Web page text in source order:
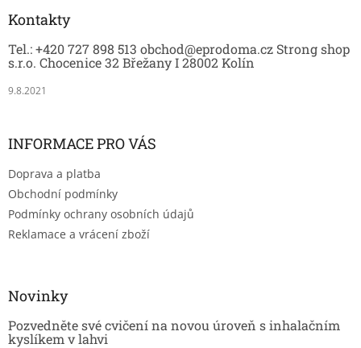
Kontakty
Tel.: +420 727 898 513 obchod@eprodoma.cz Strong shop
s.r.o. Chocenice 32 Břežany I 28002 Kolín
9.8.2021
INFORMACE PRO VÁS
Doprava a platba
Obchodní podmínky
Podmínky ochrany osobních údajů
Reklamace a vrácení zboží
Novinky
Pozvedněte své cvičení na novou úroveň s inhalačním
kyslíkem v lahvi